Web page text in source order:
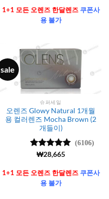
가됨
1+1 모든 오렌즈 한달렌즈쿠폰사
용 불가
sale
슈퍼세일
오렌즈 Glowy Natural 1개월
용 컬러렌즈 Mocha Brown (2
개들이)
5 중에서
가됨
(6106)
₩28,665
1+1 모든 오렌즈 한달렌즈쿠폰사
용 불가